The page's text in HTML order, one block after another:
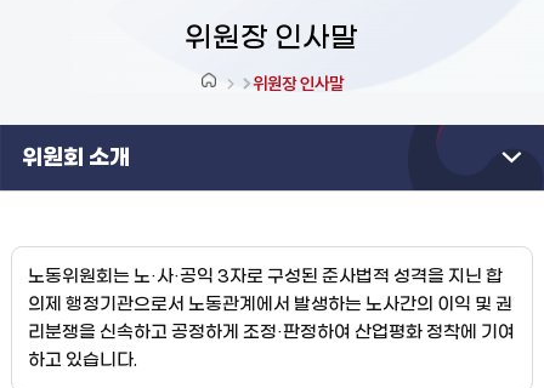
열
위원장 인사말
위원장 인사말
위원회 소개
노동위원회는 노·사·공익 3자로 구성된 준사법적 성격을 지닌 합
의제 행정기관으로서 노동관계에서 발생하는 노사간의 이익 및 권
리분쟁을 신속하고 공정하게 조정·판정하여 산업평화 정착에 기여
하고 있습니다.